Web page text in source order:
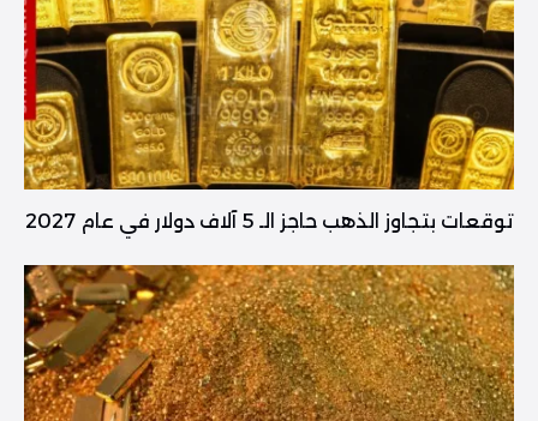
توقعات بتجاوز الذهب حاجز الـ 5 آلاف دولار في عام 2027